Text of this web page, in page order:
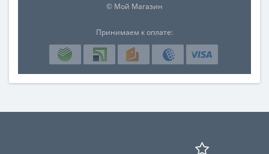
© Мой Магазин
Принимаем к оплате: